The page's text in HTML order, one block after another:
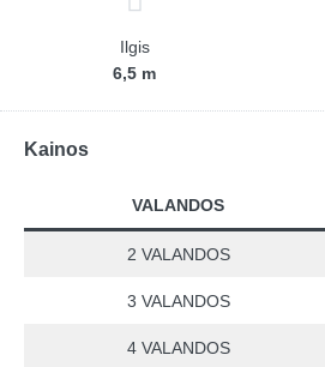
Ilgis
6,5 m
Kainos
VALANDOS
2 VALANDOS
3 VALANDOS
4 VALANDOS